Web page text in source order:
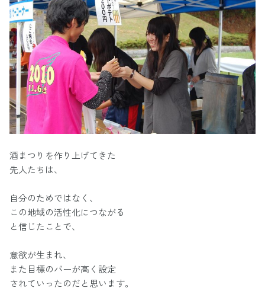
酒まつりを作り上げてきた
先人たちは、
自分のためではなく、
この地域の活性化につながる
と信じたことで、
意欲が生まれ、
また目標のバーが高く設定
されていったのだと思います。